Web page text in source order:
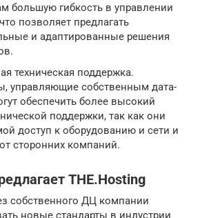
большую гибкость в управлении
позволяет предлагать
и адаптированные решения
техническая поддержка.
управляющие собственным дата-
обеспечить более высокий
поддержки, так как они
доступ к оборудованию и сети и
сторонних компаний.
THE.Hosting
собственного ДЦ компании
новые стандарты в индустрии